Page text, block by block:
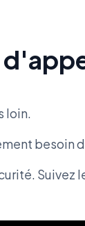
loin.
besoin
Suivez